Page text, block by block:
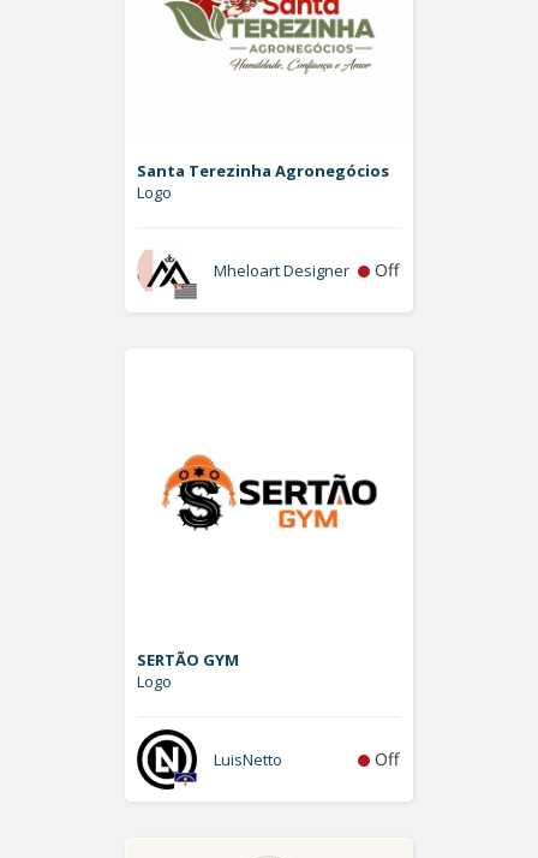
Santa Terezinha Agronegócios
Logo
Mheloart Designer Off
SERTÃO GYM
Logo
LuisNetto Off